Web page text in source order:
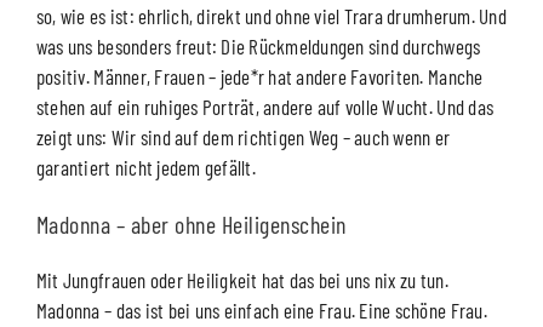
so, wie es ist: ehrlich, direkt und ohne viel Trara drumherum. Und
was uns besonders freut: Die Rückmeldungen sind durchwegs
positiv. Männer, Frauen – jede*r hat andere Favoriten. Manche
stehen auf ein ruhiges Porträt, andere auf volle Wucht. Und das
zeigt uns: Wir sind auf dem richtigen Weg – auch wenn er
garantiert nicht jedem gefällt.
Madonna – aber ohne Heiligenschein
Mit Jungfrauen oder Heiligkeit hat das bei uns nix zu tun.
Madonna – das ist bei uns einfach eine Frau. Eine schöne Frau.